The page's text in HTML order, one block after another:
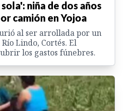
niña de dos años
camión en Yojoa
al ser arrollada por un
Lindo, Cortés. El
los gastos fúnebres.